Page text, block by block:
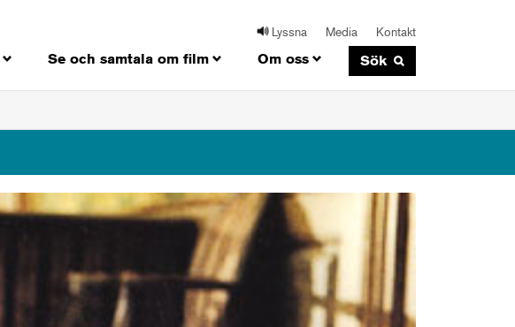
Lyssna Media Kontakt
Se och samtala om film Om oss Sök